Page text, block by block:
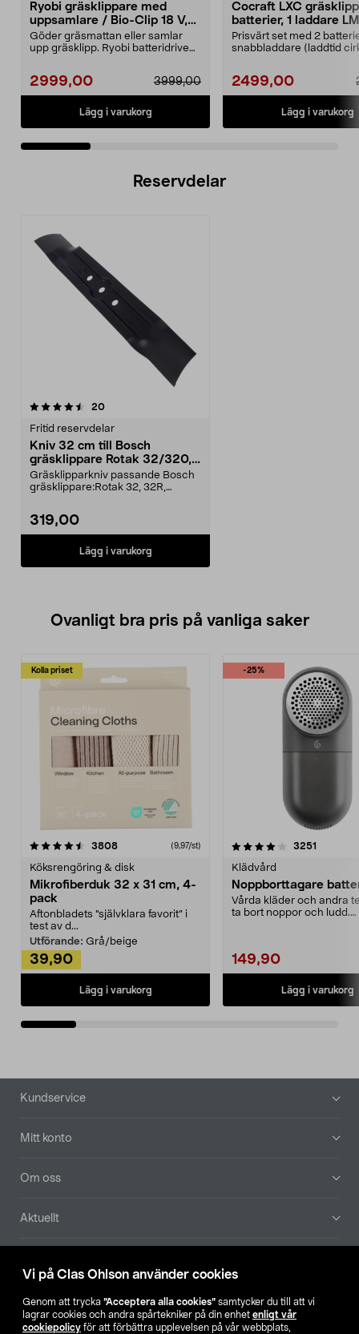
Vi på Clas Ohlson använder cookies
Genom att trycka ”Acceptera alla cookies” samtycker du till att vi
lagrar cookies och andra spårtekniker på din enhet enligt vår
cookiepolicy för att förbättra upplevelsen på vår webbplats,
Ryobi gräsklippare med
uppsamlare / Bio-Clip 18 V,
RLM18X33B50
Göder gräsmattan eller samlar
upp gräsklipp. Ryobi batteridriven
2999,00 3999,00
Lägg i varukorg
Cocraft LXC
batterier, 1 laddare
Prisvärt set med 2
snabbladdare (laddtid
2499,00
Lägg i varukorg
Reservdelar
20recensioner
Fritid reservdelar
Kniv 32 cm till Bosch
gräsklippare Rotak 32/320,
Arm 32/3200
Gräsklipparkniv passande Bosch
gräsklippare:Rotak 32, 32R,
319,00
Lägg i varukorg
Ovanligt bra pris på vanliga saker
Kolla priset
3808recensioner (9,97/st)
Köksrengöring & disk
Mikrofiberduk 32 x 31 cm, 4-
pack
Aftonbladets "självklara favorit” i
test av d...
Utförande: Grå/beige
39,90
Lägg i varukorg
-25%
4.0av 5 stjärnor 3251
Klädvård
Noppborttagare
Vårda kläder och andra
ta bort noppor och ludd.
149,90
Lägg i varukorg
4.5av 5 stjärnor
Sidfot
Kundservice
Mitt konto
Om oss
Aktuellt
Hitta butik